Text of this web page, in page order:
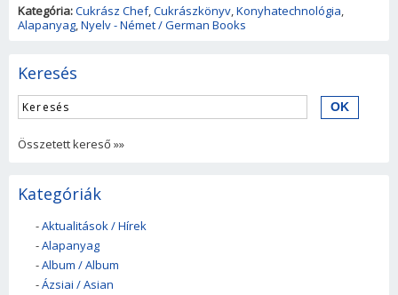
Kategória:Cukrász Chef,Cukrászkönyv,Konyhatechnológia,
Alapanyag,Nyelv - Német / German Books
Keresés
Összetett kereső »»
Kategóriák
-Aktualitások / Hírek
-Alapanyag
-Album / Album
-Ázsiai / Asian